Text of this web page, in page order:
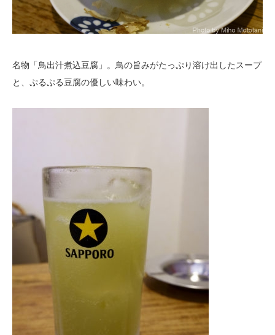
名物「鳥出汁煮込豆腐」。鳥の旨みがたっぷり溶け出したスープ
と、ぷるぷる豆腐の優しい味わい。